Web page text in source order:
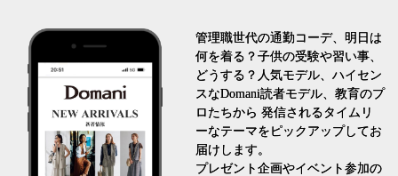
管理職世代の通勤コーデ、明日は
何を着る？子供の受験や習い事、
どうする？人気モデル、ハイセン
スなDomani読者モデル、教育のプ
ロたちから 発信されるタイムリ
ーなテーマをピックアップしてお
届けします。
プレゼント企画やイベント参加の